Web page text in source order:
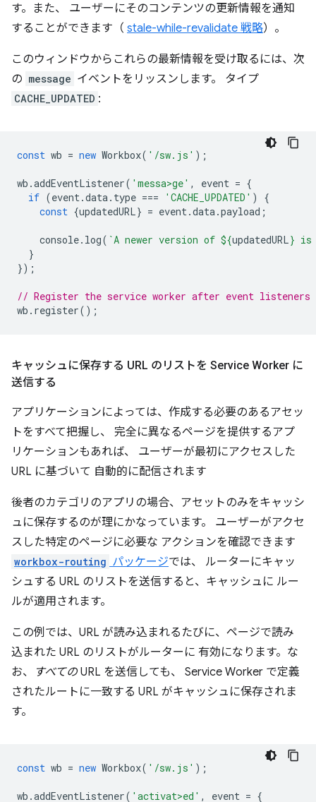
す。また、 ユーザーにそのコンテンツの更新情報を通知
することができます（ stale-while-revalidate 戦略）。
このウィンドウからこれらの最新情報を受け取るには、次
の message イベントをリッスンします。 タイプ
CACHE_UPDATED :
const wb = new Workbox( '/sw.js' );
wb .addEventListener( 'messa>ge' , event = {
if (event.data. type === 'CACHE_UPDATED' )
{
const {updatedURL} = event.data.payload ;
console. log( `A newer version of ${updatedURL} is
}
});
// Register the service worker after event listeners
wb . register();
キャッシュに保存する URL のリストを Service Worker に
送信する
アプリケーションによっては、作成する必要のあるアセッ
トをすべて把握し、 完全に異なるページを提供するアプ
リケーションもあれば、 ユーザーが最初にアクセスした
URL に基づいて 自動的に配信されます
後者のカテゴリのアプリの場合、アセットのみをキャッシ
ュに保存するのが理にかなっています。 ユーザーがアクセ
スした特定のページに必要な アクションを確認できます
workbox-routing パッケージでは、 ルーターにキャッ
シュする URL のリストを送信すると、キャッシュに ルー
ルが適用されます。
この例では、URL が読み込まれるたびに、ページで読み
込まれた URL のリストがルーターに 有効になります。な
お、
すべての URL を送信しても、 Service Worker で定義
されたルートに一致する URL がキャッシュに保存されま
す。
const wb = new Workbox( '/sw.js' );
wb .addEventListener( 'activat>ed' , event = {